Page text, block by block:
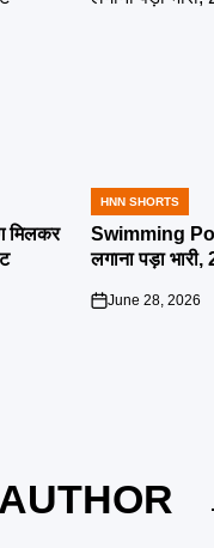
मिलकर
POSTED
IN
HNN SHORTS
Swimming
लगाना पड़ा
on
June 28, 2026